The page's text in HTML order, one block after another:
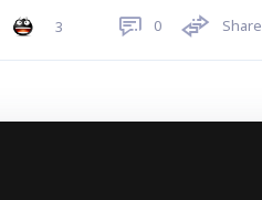
3 0 Share